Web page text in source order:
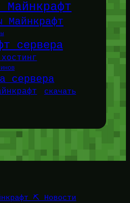
Майнкрафт
Майнкрафт
сервера
сервера
скачать
⛏️ Новости